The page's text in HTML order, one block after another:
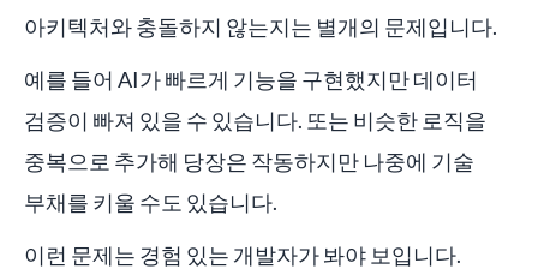
아키텍처와 충돌하지 않는지는 별개의 문제입니다.
예를 들어 AI가 빠르게 기능을 구현했지만 데이터
검증이 빠져 있을 수 있습니다. 또는 비슷한 로직을
중복으로 추가해 당장은 작동하지만 나중에 기술
부채를 키울 수도 있습니다.
이런 문제는 경험 있는 개발자가 봐야 보입니다.